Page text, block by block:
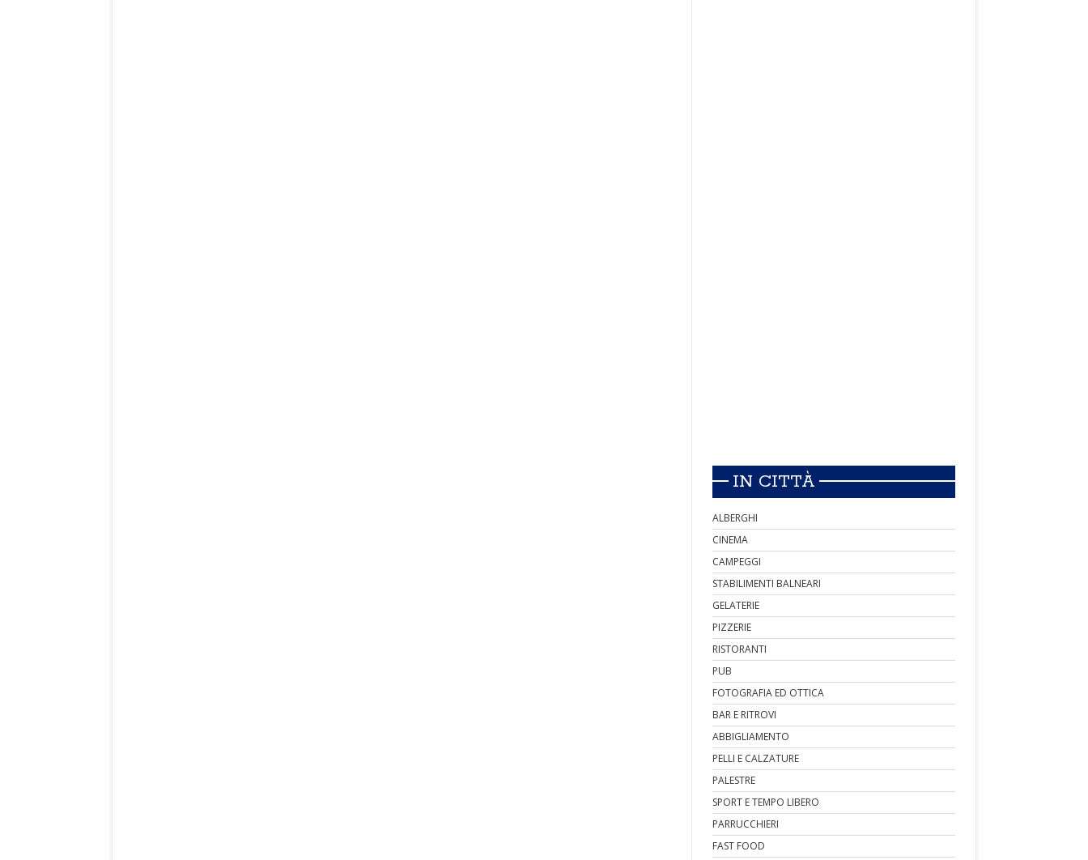
IN CITTÀ
ALBERGHI
CINEMA
CAMPEGGI
STABILIMENTI BALNEARI
GELATERIE
PIZZERIE
RISTORANTI
PUB
FOTOGRAFIA ED OTTICA
BAR E RITROVI
ABBIGLIAMENTO
PELLI E CALZATURE
PALESTRE
SPORT E TEMPO LIBERO
PARRUCCHIERI
FAST FOOD